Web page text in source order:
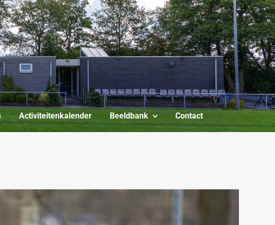
Activiteitenkalender Beeldbank Contact